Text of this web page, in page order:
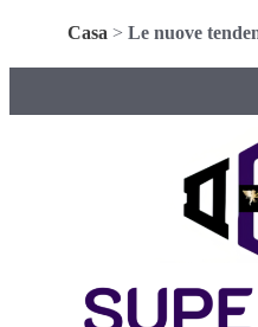
Casa > Le nuove